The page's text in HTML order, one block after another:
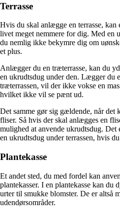
Terrasse
Hvis du skal anlægge en terrasse, kan
livet meget nemmere for dig. Med en
du nemlig ikke bekymre dig om
et plus.
Anlægger du en træterrasse, kan du
en ukrudtsdug under den. Lægger du
træterrassen, vil der ikke vokse en
hvilket ikke vil se pænt ud.
Det samme gør sig gældende, når det
fliser. Så hvis der skal anlægges en
mulighed at anvende ukrudtsdug. Det
en ukrudtsdug under terrassen, hvis
Plantekasse
Et andet sted, du med fordel kan
plantekasser. I en plantekasse kan du
urter til smukke blomster. De er altså
udendørsområder.